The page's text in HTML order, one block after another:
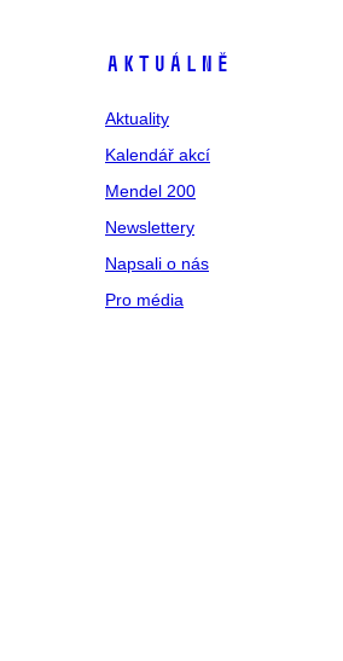
Aktuálně
Aktuality
Kalendář akcí
Mendel 200
Newslettery
Napsali o nás
Pro média